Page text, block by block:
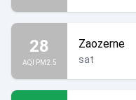
28
AQI PM2.5
Zaozerne
sat